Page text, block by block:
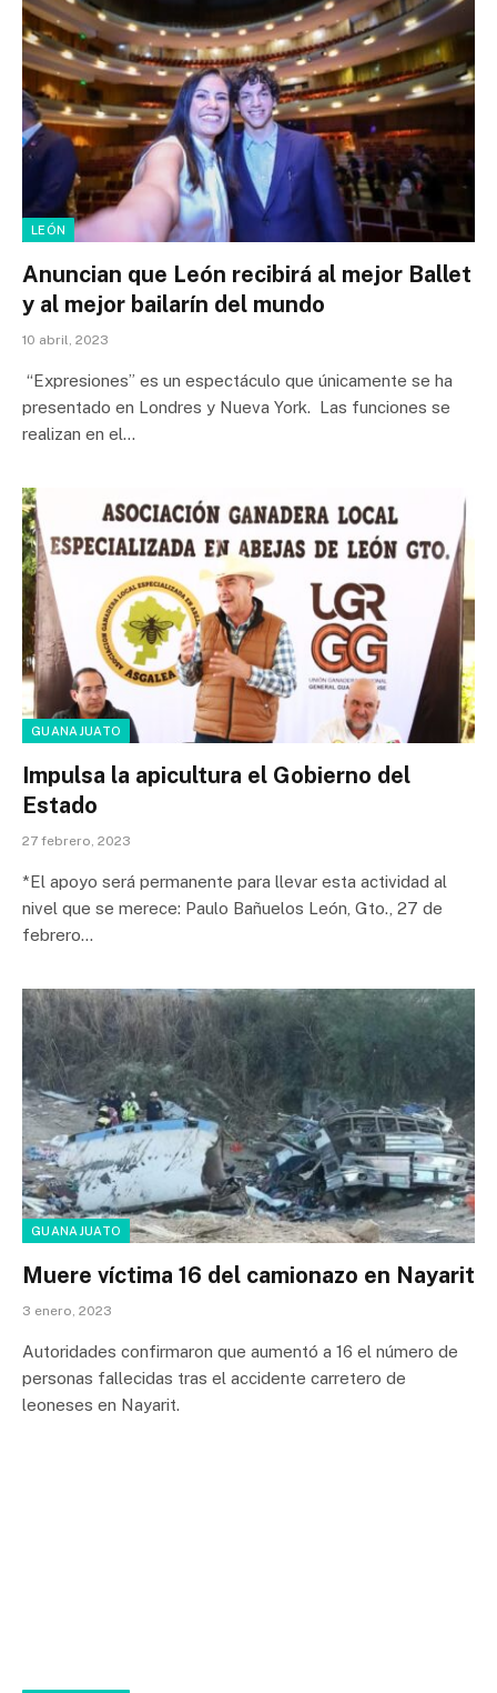
LEÓN
Anuncian que León recibirá al mejor Ballet
y al mejor bailarín del mundo
10 abril, 2023
“Expresiones” es un espectáculo que únicamente se ha
presentado en Londres y Nueva York. Las funciones se
realizan en el…
GUANAJUATO
Impulsa la apicultura el Gobierno del
Estado
27 febrero, 2023
*El apoyo será permanente para llevar esta actividad al
nivel que se merece: Paulo Bañuelos León, Gto., 27 de
febrero…
GUANAJUATO
Muere víctima 16 del camionazo en Nayarit
3 enero, 2023
Autoridades confirmaron que aumentó a 16 el número de
personas fallecidas tras el accidente carretero de
leoneses en Nayarit.